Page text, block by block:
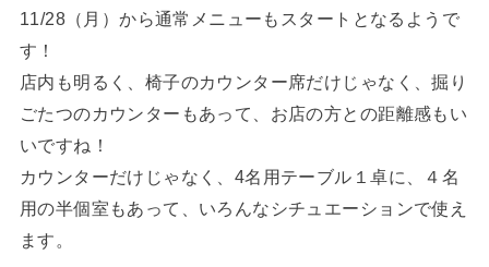
11/28（月）から通常メニューもスタートとなるようで
す！
店内も明るく、椅子のカウンター席だけじゃなく、掘り
ごたつのカウンターもあって、お店の方との距離感もい
いですね！
カウンターだけじゃなく、4名用テーブル１卓に、４名
用の半個室もあって、いろんなシチュエーションで使え
ます。